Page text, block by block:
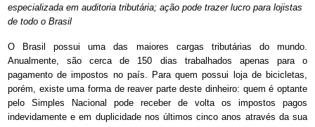
especializada em auditoria tributária; ação pode trazer lucro para lojistas
de todo o Brasil
O Brasil possui uma das maiores cargas tributárias do mundo.
Anualmente, são cerca de 150 dias trabalhados apenas para o
pagamento de impostos no país. Para quem possui loja de bicicletas,
porém, existe uma forma de reaver parte deste dinheiro: quem é optante
pelo Simples Nacional pode receber de volta os impostos pagos
indevidamente e em duplicidade nos últimos cinco anos através da sua